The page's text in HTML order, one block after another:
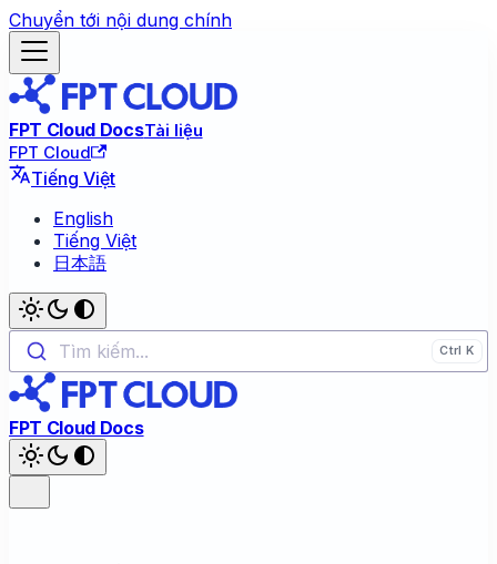
Chuyển tới nội dung chính
FPT Cloud DocsTài liệu
FPT Cloud
Tiếng Việt
English
Tiếng Việt
日本語
Tìm kiếm...
FPT Cloud Docs